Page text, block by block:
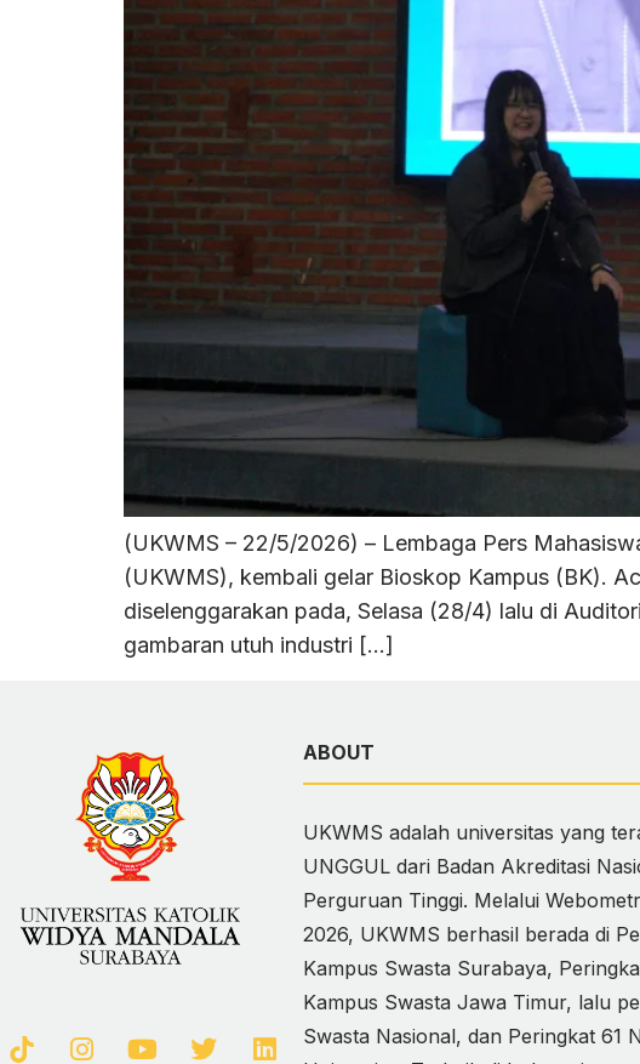
(UKWMS – 22/5/2026) – Lembaga Pers
(UKWMS), kembali gelar Bioskop Kampus (BK).
diselenggarakan pada, Selasa (28/4) lalu di
gambaran utuh industri […]
ABOUT
UKWMS adalah universitas yang
UNGGUL dari Badan Akreditasi
Perguruan Tinggi. Melalui
2026, UKWMS berhasil berada di
Kampus Swasta Surabaya,
Kampus Swasta Jawa Timur, lalu
Swasta Nasional, dan Peringkat 61